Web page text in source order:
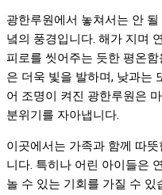
광한루원에서 놓쳐서는 안
녘의 풍경입니다. 해가 지며
피로를 씻어주는 듯한 평온
은 더욱 빛을 발하며, 낮과는
어 조명이 켜진 광한루원은
분위기를 자아냅니다.
이곳에서는 가족과 함께 따
니다. 특히나 어린 아이들은
놀 수 있는 기회를 가질 수 있